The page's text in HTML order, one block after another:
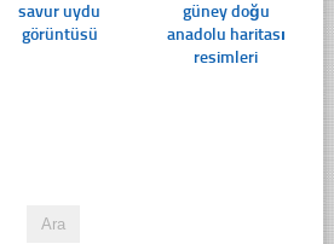
savur uydu
görüntüsü
güney doğu
anadolu haritası
resimleri